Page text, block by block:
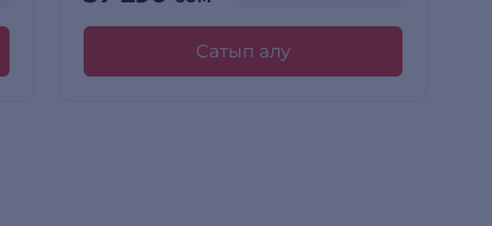
Сатып алу